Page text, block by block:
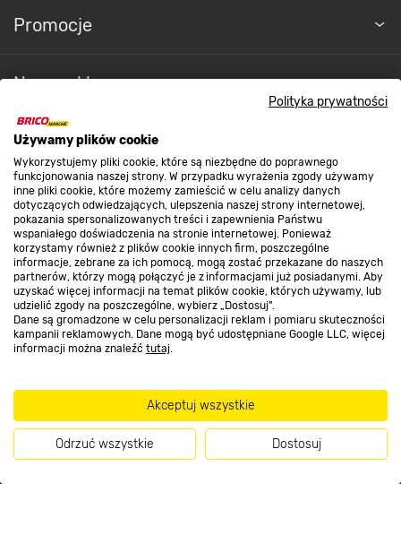
Polityka prywatności
Używamy plików cookie
Wykorzystujemy pliki cookie, które są niezbędne do poprawnego
funkcjonowania naszej strony. W przypadku wyrażenia zgody używamy
inne pliki cookie, które możemy zamieścić w celu analizy danych
dotyczących odwiedzających, ulepszenia naszej strony internetowej,
pokazania spersonalizowanych treści i zapewnienia Państwu
wspaniałego doświadczenia na stronie internetowej. Ponieważ
korzystamy również z plików cookie innych firm, poszczególne
informacje, zebrane za ich pomocą, mogą zostać przekazane do naszych
partnerów, którzy mogą połączyć je z informacjami już posiadanymi. Aby
uzyskać więcej informacji na temat plików cookie, których używamy, lub
udzielić zgody na poszczególne, wybierz „Dostosuj”.
Dane są gromadzone w celu personalizacji reklam i pomiaru skuteczności
kampanii reklamowych. Dane mogą być udostępniane Google LLC, więcej
informacji można znaleźć tutaj.
Akceptuj wszystkie
Odrzuć wszystkie Dostosuj
Promocje
Nasze sklepy
O nas
Kontakt do sklepu
Strefa biznesu
Dołącz do nas
Metody płatności